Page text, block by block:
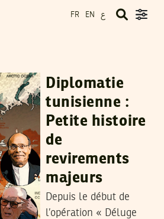
FR EN ع
Diplomatie
tunisienne :
Petite histoire
de
revirements
majeurs
Depuis le début de
l’opération « Déluge